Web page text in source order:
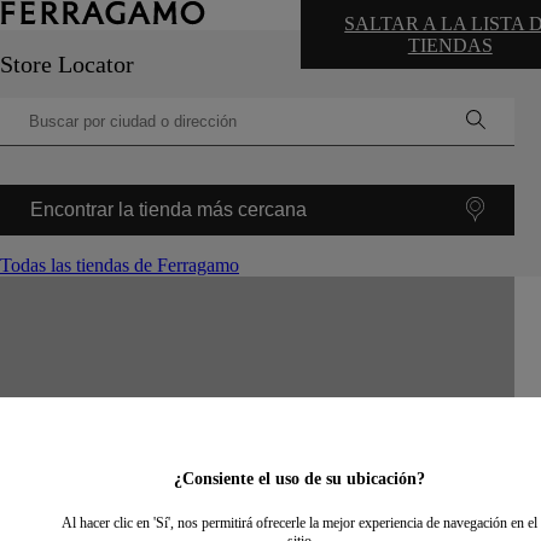
Store Locator
Encontrar la tienda más cercana
Todas las tiendas de Ferragamo
SALTAR A LA LISTA
TIENDAS
¿Consiente el uso de su ubicación?
Al hacer clic en 'Sí', nos permitirá ofrecerle la mejor experiencia de navegación en el